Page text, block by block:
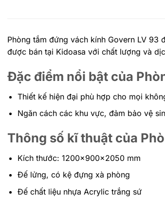
Phòng tắm đứng vách kính Govern LV 93
được bán tại Kidoasa với chất lượng và
Đặc điểm nổi bật của
Thiết kế hiện đại phù hợp cho mọi
Ngăn cách các khu vực, đảm bảo vệ
Thông số kĩ thuật của
Kích thước: 1200x900x2050 mm
Đế lửng, có kệ đựng xà phòng
Đế chất liệu nhựa Acrylic trắng sứ